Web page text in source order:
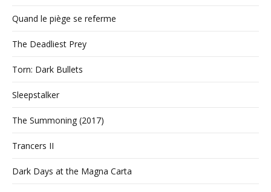
Quand le piège se referme
The Deadliest Prey
Torn: Dark Bullets
Sleepstalker
The Summoning (2017)
Trancers II
Dark Days at the Magna Carta